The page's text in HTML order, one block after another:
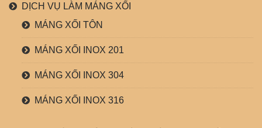
DỊCH VỤ LÀM MÁNG XỐI
MÁNG XỐI TÔN
MÁNG XỐI INOX 201
MÁNG XỐI INOX 304
MÁNG XỐI INOX 316